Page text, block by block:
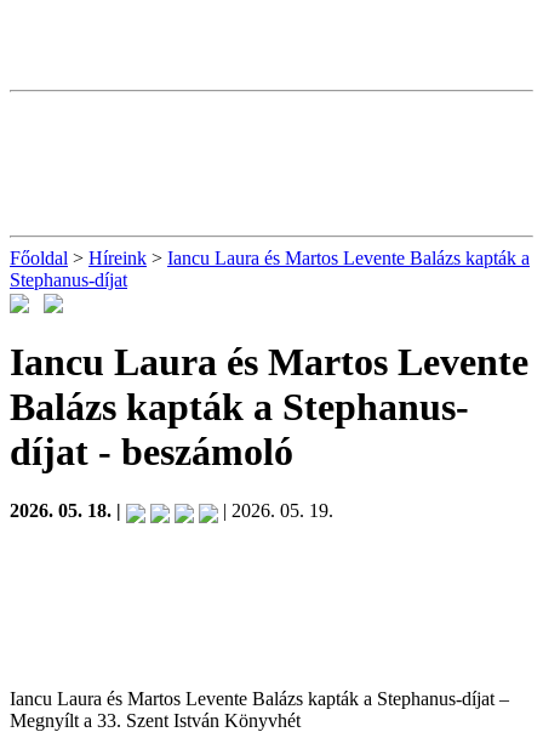
Főoldal > Híreink > Iancu Laura és Martos Levente Balázs kapták a
Stephanus-díjat
Iancu Laura és Martos Levente
Balázs kapták a Stephanus-
díjat - beszámoló
2026. 05. 18. | | 2026. 05. 19.
Iancu Laura és Martos Levente Balázs kapták a Stephanus-díjat –
Megnyílt a 33. Szent István Könyvhét